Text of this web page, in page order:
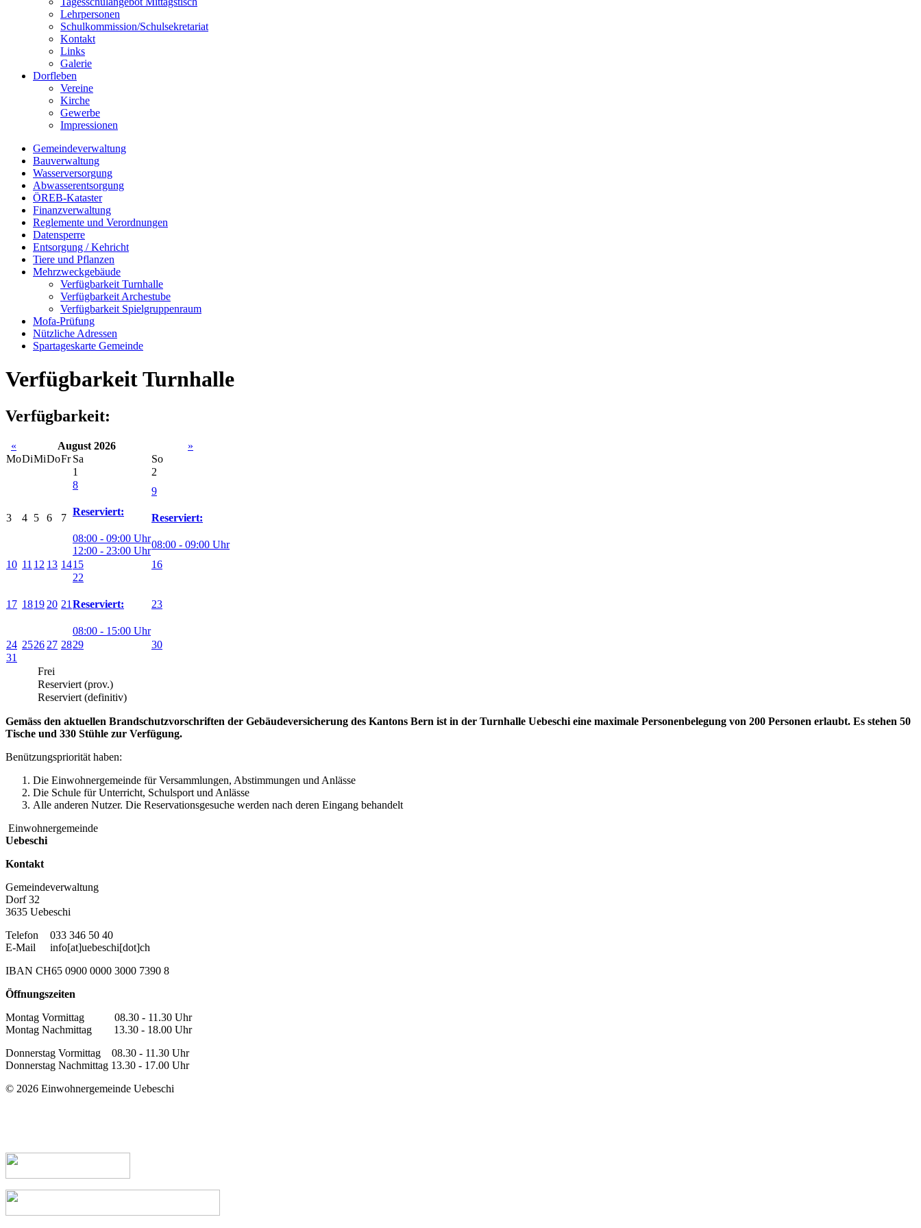
Lehrpersonen
Schulkommission/Schulsekretariat
Kontakt
Links
Galerie
Dorfleben
Vereine
Kirche
Gewerbe
Impressionen
Gemeindeverwaltung
Bauverwaltung
Wasserversorgung
Abwasserentsorgung
ÖREB-Kataster
Finanzverwaltung
Reglemente und Verordnungen
Datensperre
Entsorgung / Kehricht
Tiere und Pflanzen
Mehrzweckgebäude
Verfügbarkeit Turnhalle
Verfügbarkeit Archestube
Verfügbarkeit Spielgruppenraum
Mofa-Prüfung
Nützliche Adressen
Spartageskarte Gemeinde
Verfügbarkeit Turnhalle
Verfügbarkeit:
« August 2026
»
MoDiMiDoFr Sa
So
1
2
3 4 5 6 7
8
Reserviert:
08:00 - 09:00 Uhr
12:00 - 23:00 Uhr
9
Reserviert:
08:00 - 09:00 Uhr
10 11 12 13 1415 16
17 1819 20 21
22
Reserviert:
08:00 - 15:00 Uhr
23
24 2526 27 2829
30
31
Frei
Reserviert (prov.)
Reserviert (definitiv)
Gemäss den aktuellen Brandschutzvorschriften der Gebäudeversicherung des Kantons Bern ist in der Turnhalle Uebeschi eine maximale Personenbelegung von 200 Personen erlaubt. Es stehen 50
Tische und 330 Stühle zur Verfügung.
Benützungspriorität haben:
Die Einwohnergemeinde für Versammlungen, Abstimmungen und Anlässe
Die Schule für Unterricht, Schulsport und Anlässe
Alle anderen Nutzer. Die Reservationsgesuche werden nach deren Eingang behandelt
Einwohnergemeinde
Uebeschi
Kontakt
Gemeindeverwaltung
Dorf 32
3635 Uebeschi
Telefon
033 346 50 40
E-Mail
info[at]uebeschi[dot]ch
IBAN CH65 0900 0000 3000 7390 8
Öffnungszeiten
Montag Vormittag 08.30 - 11.30 Uhr
Montag Nachmittag 13.30 - 18.00 Uhr
Donnerstag Vormittag 08.30 - 11.30 Uhr
Donnerstag Nachmittag 13.30 - 17.00 Uhr
© 2026 Einwohnergemeinde Uebeschi